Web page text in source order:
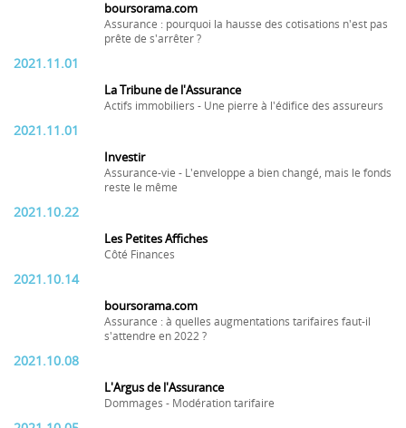
boursorama.com
Assurance : pourquoi la hausse des cotisations n'est pas
prête de s'arrêter ?
2021.11.01
La Tribune de l'Assurance
Actifs immobiliers - Une pierre à l'édifice des assureurs
2021.11.01
Investir
Assurance-vie - L'enveloppe a bien changé, mais le fonds
reste le même
2021.10.22
Les Petites Affiches
Côté Finances
2021.10.14
boursorama.com
Assurance : à quelles augmentations tarifaires faut-il
s'attendre en 2022 ?
2021.10.08
L'Argus de l'Assurance
Dommages - Modération tarifaire